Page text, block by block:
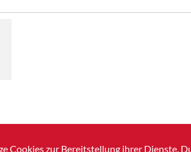
Cookies zur Bereitstellung ihrer Dienste.